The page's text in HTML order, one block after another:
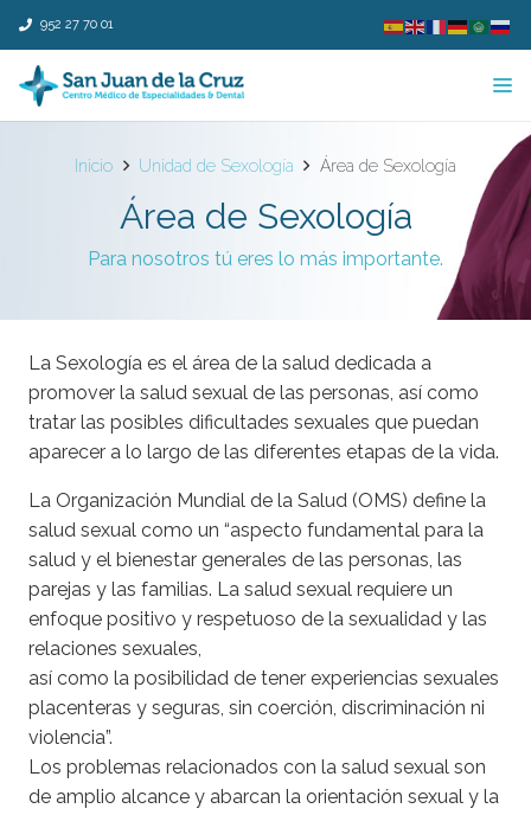
952 27 70 01
Inicio Unidad de Sexología Área de Sexología
Área de Sexología
Para nosotros tú eres lo más importante.
La Sexología es el área de la salud dedicada a
promover la salud sexual de las personas, así como
tratar las posibles dificultades sexuales que puedan
aparecer a lo largo de las diferentes etapas de la vida.
La Organización Mundial de la Salud (OMS) define la
salud sexual como un “aspecto fundamental para la
salud y el bienestar generales de las personas, las
parejas y las familias. La salud sexual requiere un
enfoque positivo y respetuoso de la sexualidad y las
relaciones sexuales,
así como la posibilidad de tener experiencias sexuales
placenteras y seguras, sin coerción, discriminación ni
violencia”.
Los problemas relacionados con la salud sexual son
de amplio alcance y abarcan la orientación sexual y la